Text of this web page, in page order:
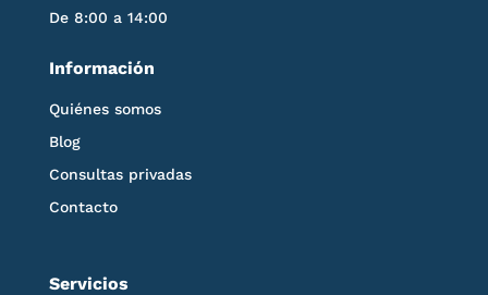
De 8:00 a 14:00
Información
Quiénes somos
Blog
Consultas privadas
Contacto
Servicios